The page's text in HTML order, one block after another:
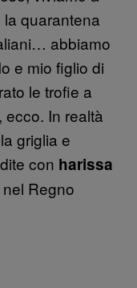
quarantena
abbiamo
e mio figlio di
le trofie a
In realtà
griglia e
con harissa
Regno